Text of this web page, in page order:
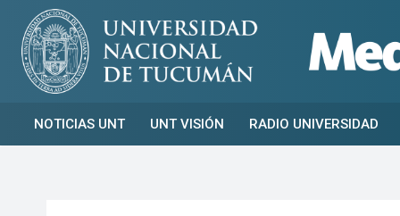
NOTICIAS UNT UNT VISIÓN RADIO UNIVERSIDAD